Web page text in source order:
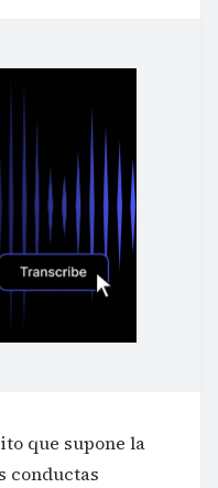
que supone la
conductas